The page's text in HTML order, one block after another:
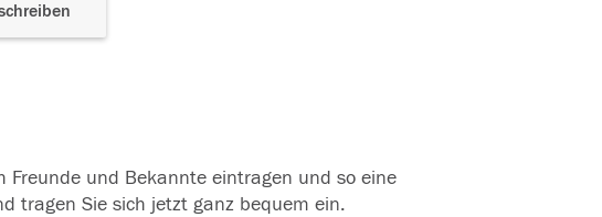
und Bekannte eintragen und so eine
tragen Sie sich jetzt ganz bequem ein.